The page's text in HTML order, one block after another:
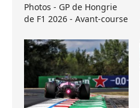
Photos - GP de Hongrie
de F1 2026 - Avant-course